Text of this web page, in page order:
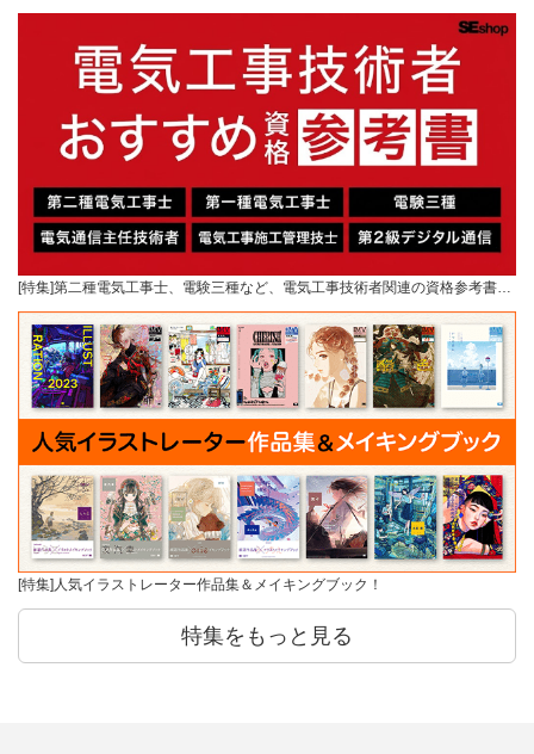
[特集]第二種電気工事士、電験三種など、電気工事技術者関連の資格参考書…
[特集]人気イラストレーター作品集＆メイキングブック！
特集をもっと見る